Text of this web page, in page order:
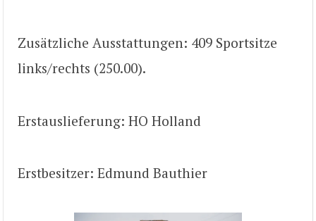
Zusätzliche Ausstattungen: 409 Sportsitze
links/rechts (250.00).
Erstauslieferung: HO Holland
Erstbesitzer: Edmund Bauthier